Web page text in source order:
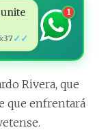
unite
✓✓
1
Rivera, que
que enfrentará